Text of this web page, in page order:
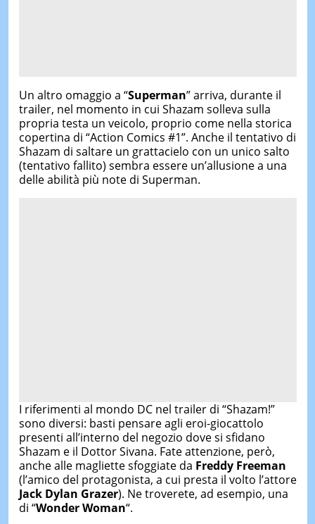
Un altro omaggio a “Superman” arriva, durante il
trailer, nel momento in cui Shazam solleva sulla
propria testa un veicolo, proprio come nella storica
copertina di “Action Comics #1”. Anche il tentativo di
Shazam di saltare un grattacielo con un unico salto
(tentativo fallito) sembra essere un’allusione a una
delle abilità più note di Superman.
I riferimenti al mondo DC nel trailer di “Shazam!”
sono diversi: basti pensare agli eroi-giocattolo
presenti all’interno del negozio dove si sfidano
Shazam e il Dottor Sivana. Fate attenzione, però,
anche alle magliette sfoggiate da Freddy Freeman
(l’amico del protagonista, a cui presta il volto l’attore
Jack Dylan Grazer). Ne troverete, ad esempio, una
di “Wonder Woman“.